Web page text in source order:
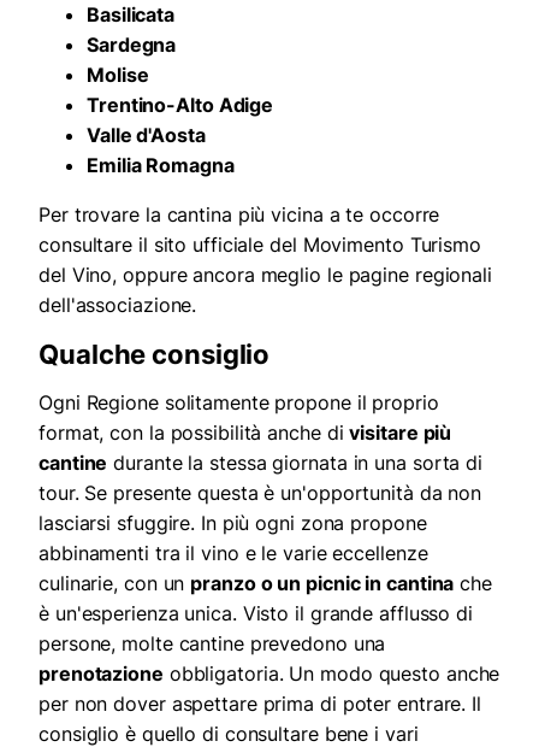
Basilicata
Sardegna
Molise
Trentino-Alto Adige
Valle d'Aosta
Emilia Romagna
Per trovare la cantina più vicina a te occorre
consultare il sito ufficiale del Movimento Turismo
del Vino, oppure ancora meglio le pagine regionali
dell'associazione.
Qualche consiglio
Ogni Regione solitamente propone il proprio
format, con la possibilità anche divisitare più
cantine durante la stessa giornata in una sorta di
tour. Se presente questa è un'opportunità da non
lasciarsi sfuggire. In più ogni zona propone
abbinamenti tra il vino e le varie eccellenze
culinarie, con un pranzo o un picnic in cantina che
è un'esperienza unica. Visto il grande afflusso di
persone, molte cantine prevedono una
prenotazione obbligatoria. Un modo questo anche
per non dover aspettare prima di poter entrare. Il
consiglio è quello di consultare bene i vari